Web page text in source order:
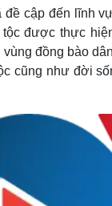
Lịch thi đấu bóng
Thế giới thể thao
eSports
Hậu trường
Sân khấu - Điện
cập đến lĩnh
được thực
đồng bào
cũng như đời